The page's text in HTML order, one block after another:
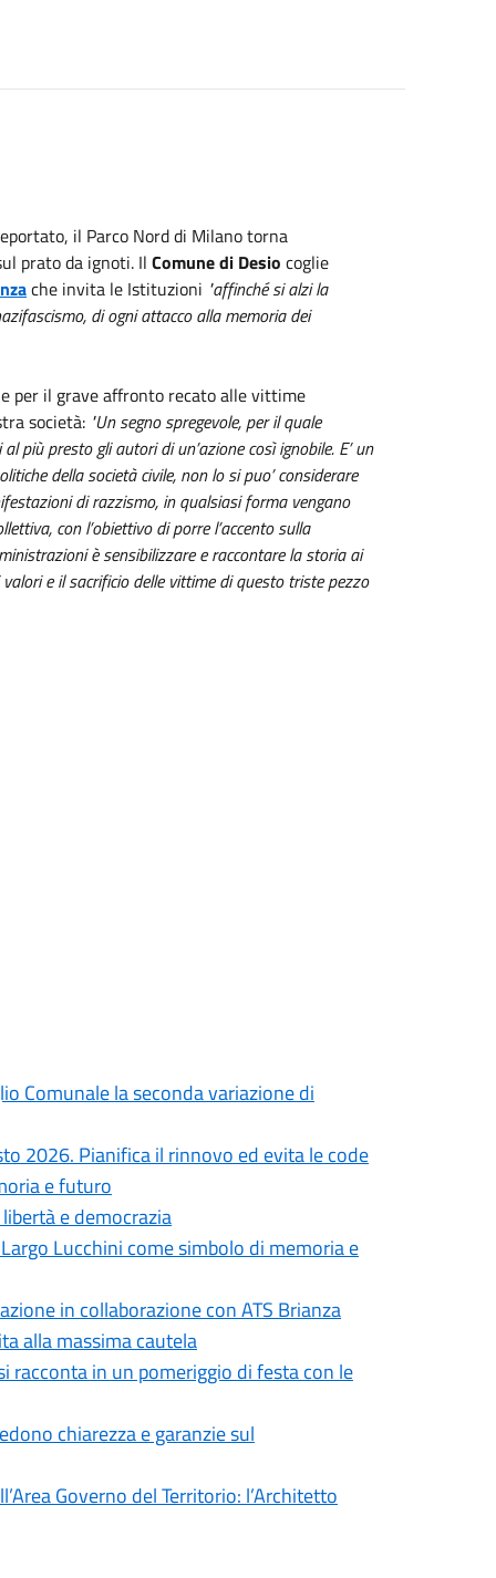
il Parco Nord di Milano torna
prato da ignoti. Il Comune di Desio coglie
che invita le Istituzioni "affinché si alzi la
di ogni attacco alla memoria dei
per il grave affronto recato alle vittime
società: "Un segno spregevole, per il quale
più presto gli autori di un’azione così ignobile. E’ un
della società civile, non lo si puo’ considerare
di razzismo, in qualsiasi forma vengano
con l’obiettivo di porre l’accento sulla
è sensibilizzare e raccontare la storia ai
e il sacrificio delle vittime di questo triste pezzo
Comunale la seconda variazione di
2026. Pianifica il rinnovo ed evita le code
e futuro
e democrazia
Lucchini come simbolo di memoria e
in collaborazione con ATS Brianza
alla massima cautela
racconta in un pomeriggio di festa con le
chiarezza e garanzie sul
Governo del Territorio: l’Architetto